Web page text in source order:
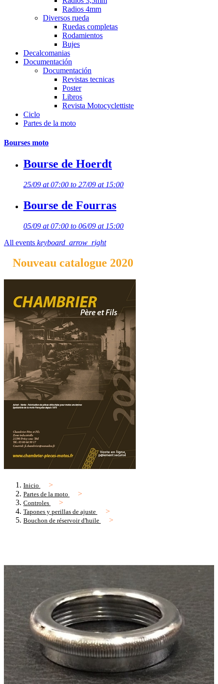
Radios 4mm
Diversos rueda
Ruedas completas
Rodamientos
Bujes
Decalcomanias
Documentación
Documentación
Revistas tecnicas
Poster
Libros
Revista Motocyclettiste
Ciclo
Partes de la moto
Bourses moto
Bourse de Hoerdt
25/09 at 07:00 to 27/09 at 15:00
Bourse de Fourras
05/09 at 07:00 to 06/09 at 15:00
All events keyboard_arrow_right
Nouveau catalogue 2020
Inicio
Partes de la moto
Controles
Tapones y perillas de ajuste
Bouchon de réservoir d'huile